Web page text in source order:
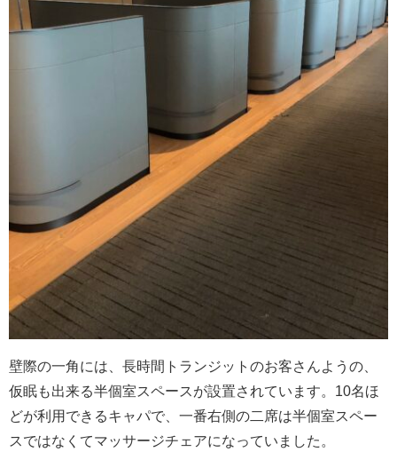
壁際の一角には、長時間トランジットのお客さんようの、
仮眠も出来る半個室スペースが設置されています。10名ほ
どが利用できるキャパで、一番右側の二席は半個室スペー
スではなくてマッサージチェアになっていました。